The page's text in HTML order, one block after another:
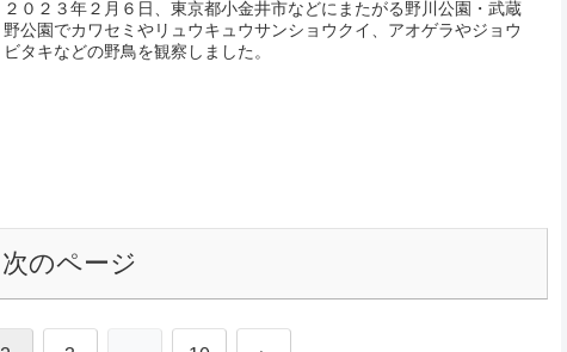
２０２３年２月６日、東京都小金井市などにまたがる野川公園・武蔵
野公園でカワセミやリュウキュウサンショウクイ、アオゲラやジョウ
ビタキなどの野鳥を観察しました。
次のページ